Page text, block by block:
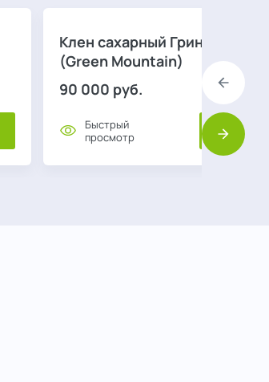
Клен сахарный Грин Маунтин
(Green Mountain)
90 000 руб.
Быстрый
просмотр
Назад
Вперед